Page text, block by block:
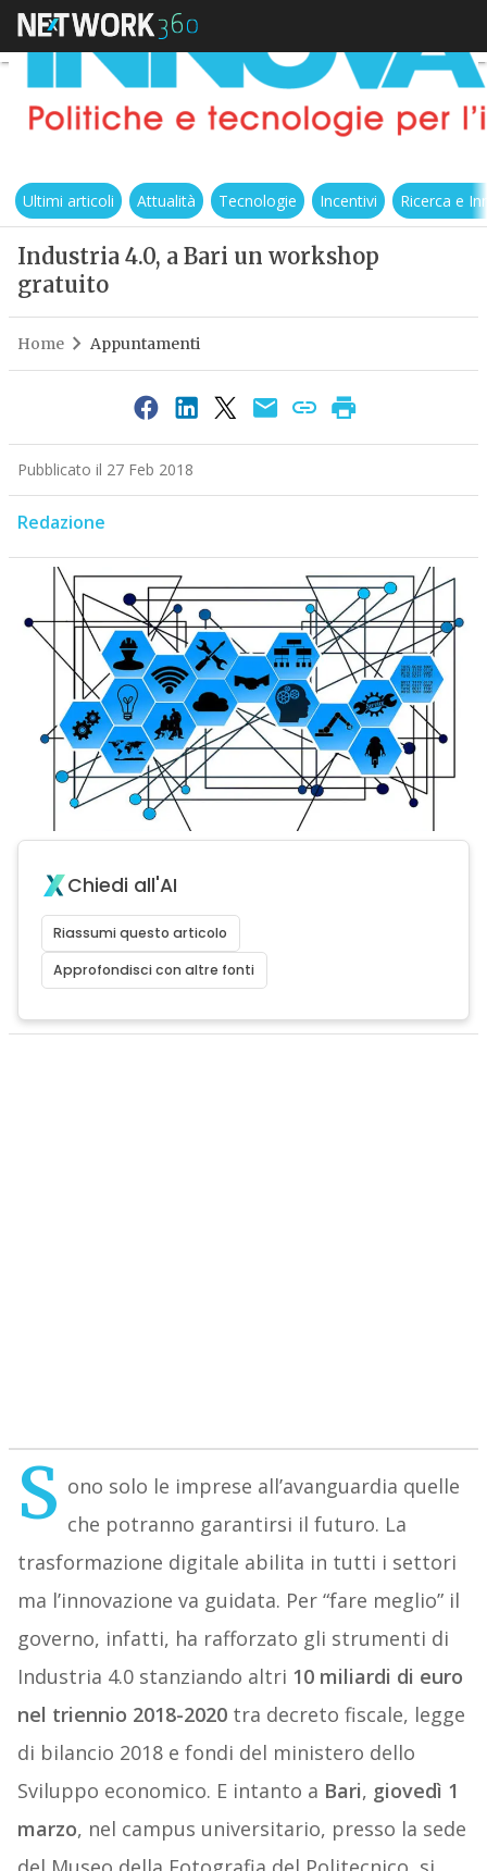
Ultimi articoli Attualità Tecnologie Incentivi Ricerca e
Industria 4.0, a Bari un workshop
gratuito
Home Appuntamenti
Pubblicato il 27 Feb 2018
Redazione
Chiedi all'AI
Riassumi questo articolo
Approfondisci con altre fonti
S ono solo le imprese all’avanguardia quelle
che potranno garantirsi il futuro. La
trasformazione digitale abilita in tutti i settori
ma l’innovazione va guidata. Per “fare meglio” il
governo, infatti, ha rafforzato gli strumenti di
Industria 4.0 stanziando altri 10 miliardi di euro
nel triennio 2018-2020tra decreto fiscale, legge
di bilancio 2018 e fondi del ministero dello
Sviluppo economico. E intanto a Bari, giovedì 1
marzo, nel campus universitario, presso la sede